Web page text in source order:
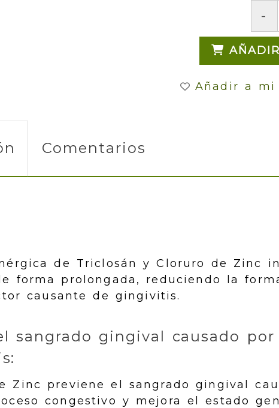
-
Añadir a mi
Comentarios
de Triclosán y Cloruro de Zinc
forma prolongada, reduciendo la
causante de gingivitis.
sangrado gingival causado
Zinc previene el sangrado gingival
congestivo y mejora el estado